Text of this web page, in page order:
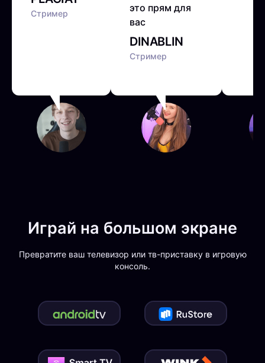
Стример
DINABLIN
Стример
это прям для
вас
Играй на большом экране
Превратите ваш телевизор или тв-приставку в игровую
консоль.